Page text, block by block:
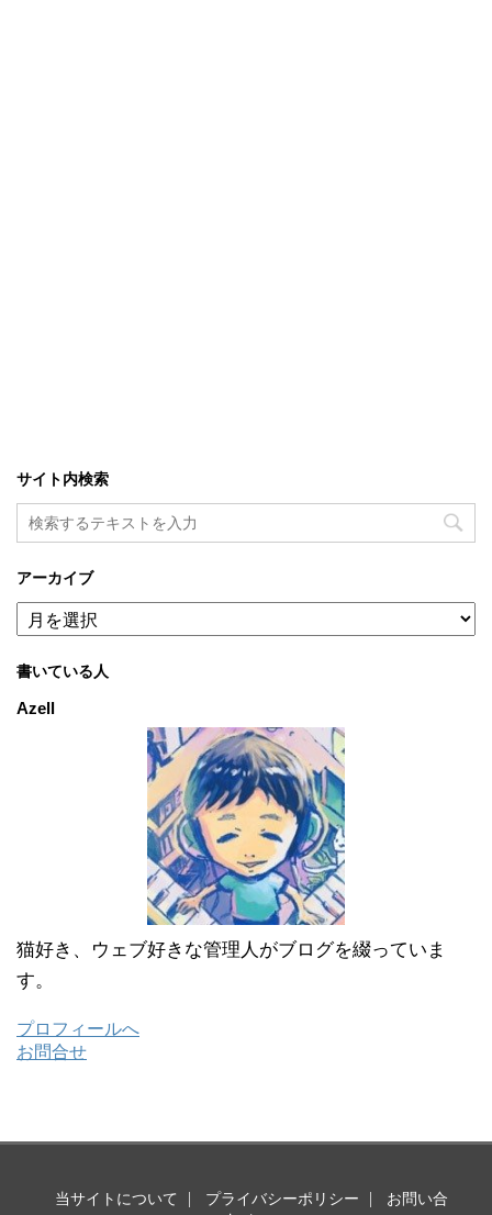
サイト内検索
アーカイブ
ア
ー
カ
イ
ブ
書いている人
Azell
猫好き、ウェブ好きな管理人がブログを綴っていま
す。
プロフィールへ
お問合せ
当サイトについて プライバシーポリシー
お問い合